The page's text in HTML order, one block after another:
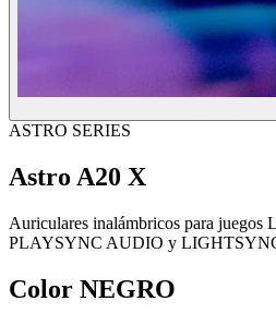
ASTRO SERIES
Astro A20 X
Auriculares inalámbricos para juegos
PLAYSYNC AUDIO y
Color NEGRO